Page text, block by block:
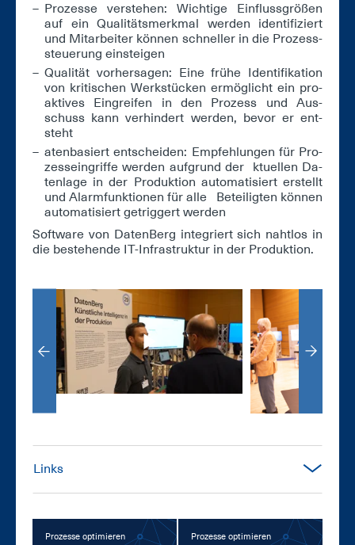
Pro­zes­se ver­ste­hen: Wich­ti­ge Ein­fluss­grö­ßen
auf ein Qua­li­täts­merk­mal wer­den iden­ti­fi­ziert
und Mit­ar­bei­ter kön­nen schnel­ler in die Pro­zess­
steue­rung ein­stei­gen
Qua­li­tät vor­her­sa­gen: Ei­ne frü­he Iden­ti­fi­ka­ti­on
von kri­ti­schen Werk­stü­cken er­mög­licht ein pro­
ak­ti­ves Ein­grei­fen in den Pro­zess und Aus­
schuss kann ver­hin­dert wer­den, be­vor er ent­
steht
aten­ba­siert ent­schei­den: Emp­feh­lun­gen für Pro­
zess­ein­grif­fe wer­den auf­grund der ktu­el­len Da­
ten­la­ge in der Pro­duk­ti­on au­to­ma­ti­siert er­stellt
und Alarm­funk­tio­nen für al­le Be­tei­lig­ten kön­nen
au­to­ma­ti­siert ge­trig­gert wer­den
Soft­ware von Da­ten­Berg in­te­griert sich naht­los in
die be­stehen­de IT-In­fra­struk­tur in der Pro­duk­ti­on.
Links
Prozesse optimieren
Prozesse optimieren